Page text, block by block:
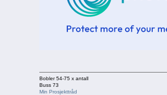
Bobler 54-75 x antall
Buss 73
Min Prosjekttråd